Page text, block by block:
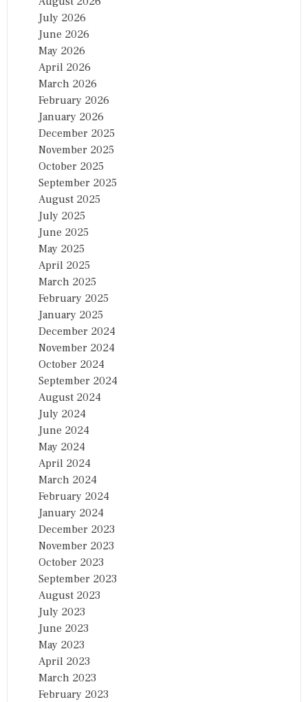
July 2026
June 2026
May 2026
April 2026
March 2026
February 2026
January 2026
December 2025
November 2025
October 2025
September 2025
August 2025
July 2025
June 2025
May 2025
April 2025
March 2025
February 2025
January 2025
December 2024
November 2024
October 2024
September 2024
August 2024
July 2024
June 2024
May 2024
April 2024
March 2024
February 2024
January 2024
December 2023
November 2023
October 2023
September 2023
August 2023
July 2023
June 2023
May 2023
April 2023
March 2023
February 2023